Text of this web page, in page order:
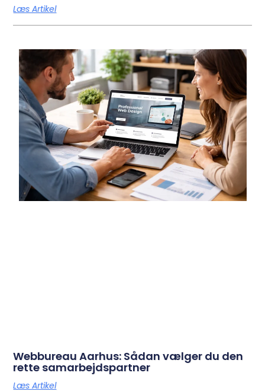
Læs Artikel
Webbureau Aarhus: Sådan vælger du den
rette samarbejdspartner
Læs Artikel